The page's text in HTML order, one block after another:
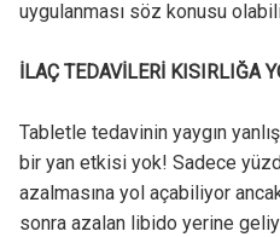
uygulanması söz konusu
İLAÇ TEDAVİLERİ KISIRLIĞA
Tabletle tedavinin yaygın
bir yan etkisi yok! Sadece
azalmasına yol açabiliyor
sonra azalan libido yerine